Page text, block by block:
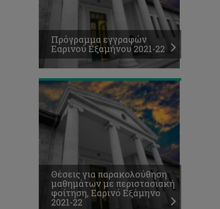
Πρόγραμμα εγγραφών
Εαρινού Εξαμήνου 2021-22
περιστασιακή
Εαρινό
Εξάμηνο
2021-
22
Θέσεις για παρακολούθηση
μαθημάτων με περιστασιακή
φοίτηση, Εαρινό Εξάμηνο
2021-22